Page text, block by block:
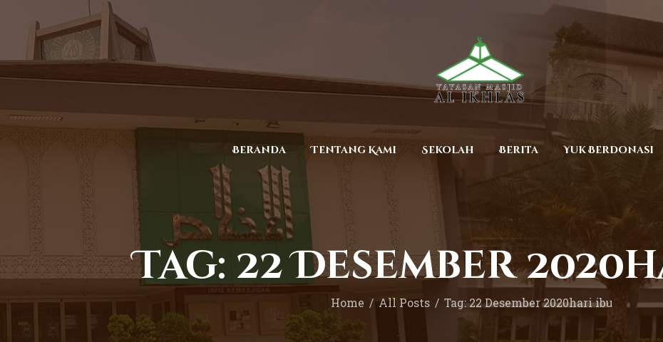
Beranda Tentang Kami Sekolah Berita Yuk Berdonasi
Tag: 22 Desember
Home All Posts Tag: 22 Desember 2020hari ibu
Tentang Kami
Sekolah
Yuk Berdonasi